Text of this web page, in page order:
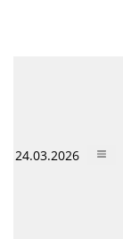
24.03.2026